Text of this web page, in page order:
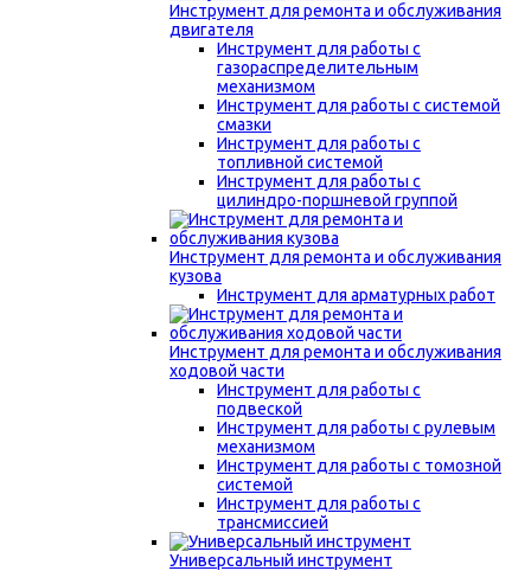
Инструмент для ремонта и обслуживания
двигателя
Инструмент для работы с
газораспределительным
механизмом
Инструмент для работы с системой
смазки
Инструмент для работы с
топливной системой
Инструмент для работы с
цилиндро-поршневой группой
Инструмент для ремонта и обслуживания
кузова
Инструмент для арматурных работ
Инструмент для ремонта и обслуживания
ходовой части
Инструмент для работы с
подвеской
Инструмент для работы с рулевым
механизмом
Инструмент для работы с томозной
системой
Инструмент для работы с
трансмиссией
Универсальный инструмент